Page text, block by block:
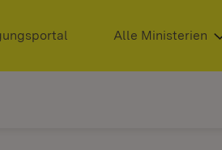
(Öffnet in neuem Fenster)
Alle Ministerien